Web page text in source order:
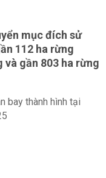
mục đích sử
112 ha rừng
và gần 803 ha rừng
bay thành hình tại